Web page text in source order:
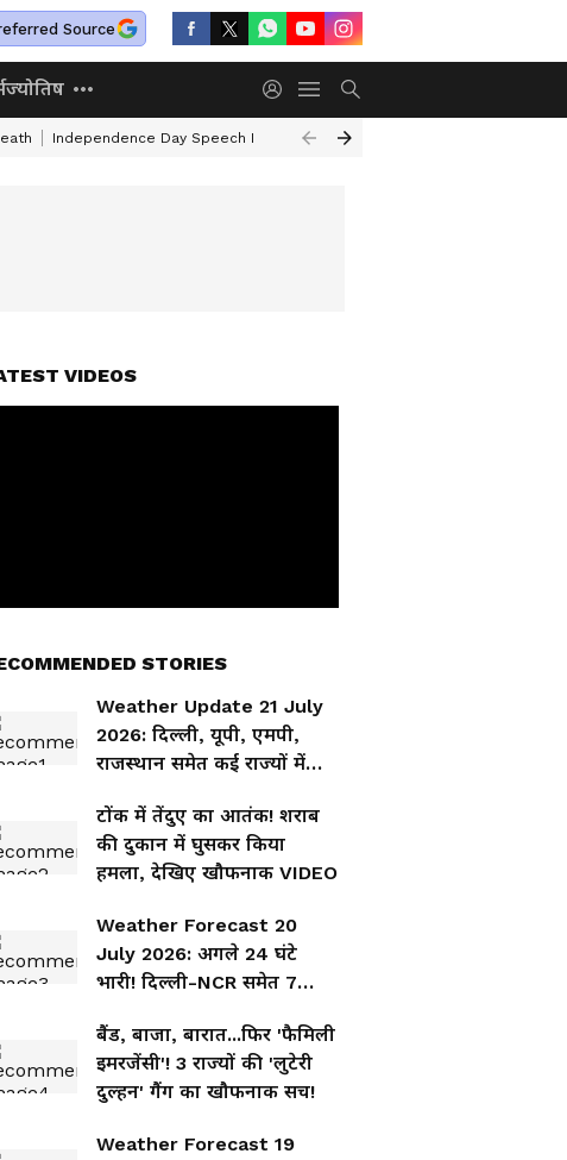
Source
ज्योतिष
Independence Day Speech In Hindi Mafia Atiq Ahmed Family
VIDEOS
STORIES
Weather Update 21 July
2026: दिल्ली, यूपी, एमपी,
राजस्थान समेत कई राज्यों में
भारी बारिश की चेतावनी
टोंक में तेंदुए का आतंक! शराब
की दुकान में घुसकर किया
हमला, देखिए खौफनाक VIDEO
Weather Forecast 20
July 2026: अगले 24 घंटे
भारी! दिल्ली-NCR समेत 7
बड़ा अलर्ट
बैंड, बाजा, बारात...फिर 'फैमिली
इमरजेंसी'! 3 राज्यों की 'लुटेरी
दुल्हन' गैंग का खौफनाक सच!
Weather Forecast 19